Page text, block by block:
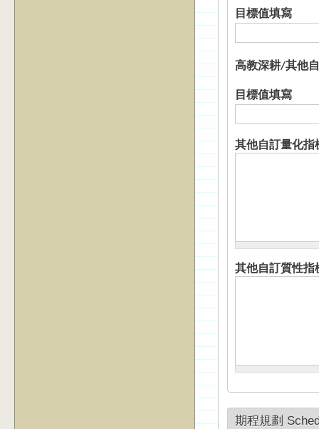
目標值填寫
高教深耕/其他
目標值填寫
其他自訂量化指
其他自訂質性指
期程規劃